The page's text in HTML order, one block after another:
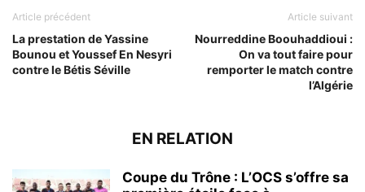
Article précédent
La prestation de Yassine
Bounou et Youssef En Nesyri
contre le Bétis Séville
Article suivant
Nourreddine Boouhaddioui :
On va tout faire pour
remporter le match contre
l’Algérie
EN RELATION
Coupe du Trône : L’OCS s’offre sa